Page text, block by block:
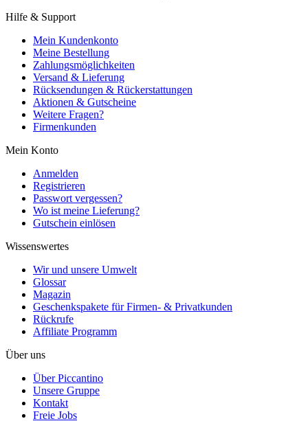
Hilfe & Support
Mein Kundenkonto
Meine Bestellung
Zahlungsmöglichkeiten
Versand & Lieferung
Rücksendungen & Rückerstattungen
Aktionen & Gutscheine
Weitere Fragen?
Firmenkunden
Mein Konto
Anmelden
Registrieren
Passwort vergessen?
Wo ist meine Lieferung?
Gutschein einlösen
Wissenswertes
Wir und unsere Umwelt
Glossar
Magazin
Geschenkspakete für Firmen- & Privatkunden
Rückrufe
Affiliate Programm
Über uns
Über Piccantino
Unsere Gruppe
Kontakt
Freie Jobs